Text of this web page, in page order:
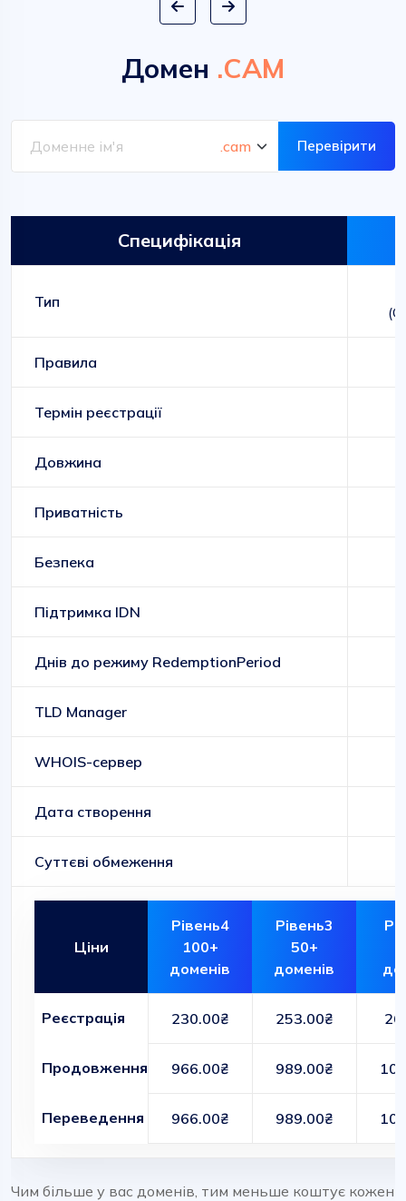
Домен .CAM
Перевірити
Специфікація
Тип
Правила
Термін реєстрації
Довжина
Приватність
Безпека
Підтримка IDN
Днів до режиму RedemptionPeriod
TLD Manager
WHOIS-сервер
Дата створення
Суттєві обмеження
Ціни
Рівень4
100+
доменів
Рівень3
50+
доменів
Реєстрація 230.00₴ 253.00₴
Продовження 966.00₴ 989.00₴
Переведення 966.00₴ 989.00₴
Чим більше у вас доменів, тим меньше коштує кожен